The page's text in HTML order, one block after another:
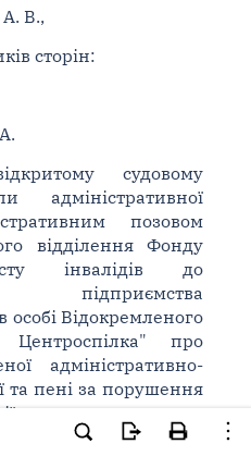
В.,
сторін:
судовому
адміністративної
позовом
відділення Фонду
інвалідів до
Відокремленого
Центроспілка" про
адміністративно-
та пені за порушення
-